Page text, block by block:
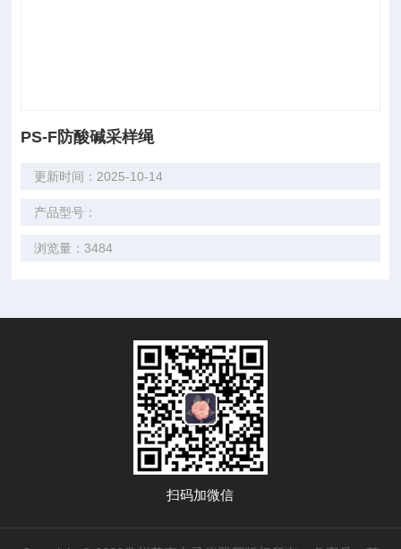
PS-F防酸碱采样绳
更新时间：2025-10-14
产品型号：
浏览量：3484
扫码加微信